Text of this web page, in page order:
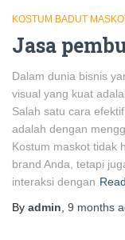
KOSTUM BADUT
Jasa
Dalam dunia bisnis
visual yang kuat
Salah satu cara
adalah dengan
Kostum maskot tidak
brand Anda, tetapi
interaksi dengan
By admin 9 months